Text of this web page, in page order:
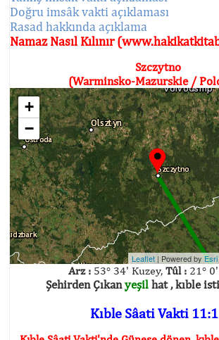
Doğru imsâk vakti açıklaması
Rasad hakkında açıklama
Namaz Nasıl Kılınır
Szczytno
(Warminsko-Mazurskie /
+
−
Leaflet | Powered byEsri
Arz : 53° 34' Kuzey, Tûl : 21°
Şehirden Çıkanyeşilhat , kıble
Kıble Sâati Vakti